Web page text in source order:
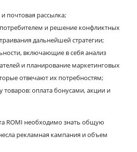
почтовая рассылка;
потребителем и решение конфликтных
дальнейшей стратегии;
включающие в себя анализ
и планирование маркетинговых
отвечают их потребностям;
товаров: оплата бонусами, акции и
ROMI необходимо знать общую
рекламная кампания и объем